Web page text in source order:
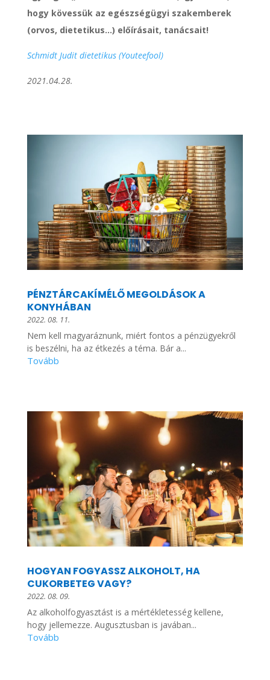
hogy kövessük az egészségügyi szakemberek
(orvos, dietetikus…) előírásait, tanácsait!
Schmidt Judit dietetikus (Youteefool)
2021.04.28.
PÉNZTÁRCAKÍMÉLŐ MEGOLDÁSOK A
KONYHÁBAN
2022. 08. 11.
Nem kell magyaráznunk, miért fontos a pénzügyekről
is beszélni, ha az étkezés a téma. Bár a...
HOGYAN FOGYASSZ ALKOHOLT, HA
CUKORBETEG VAGY?
2022. 08. 09.
Az alkoholfogyasztást is a mértékletesség kellene,
hogy jellemezze. Augusztusban is javában...